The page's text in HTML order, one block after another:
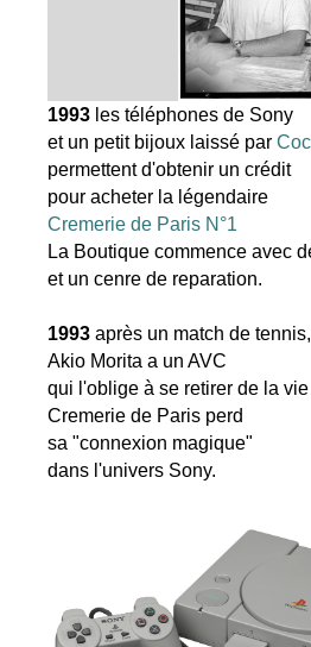
1993 les téléphones de Sony
et un petit bijoux laissé par
permettent d'obtenir un crédit
pour acheter la légendaire
Cremerie de Paris N°1
La Boutique commence avec
et un cenre de reparation.
1993 après un match de tennis,
Akio Morita a un AVC
qui l'oblige à se retirer de la
Cremerie de Paris perd
sa "connexion magique"
dans l'univers Sony.